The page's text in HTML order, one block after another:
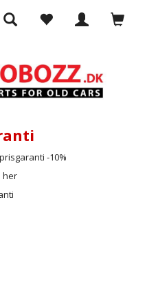
-10%
her